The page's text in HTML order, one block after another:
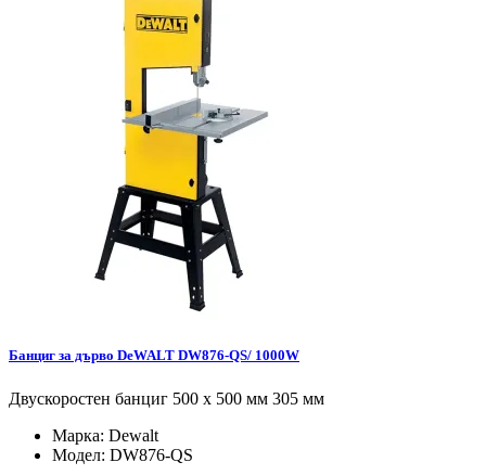
Банциг за дърво DeWALT DW876-QS/ 1000W
Двускоростен банциг 500 х 500 мм 305 мм
Марка: Dewalt
Модел: DW876-QS